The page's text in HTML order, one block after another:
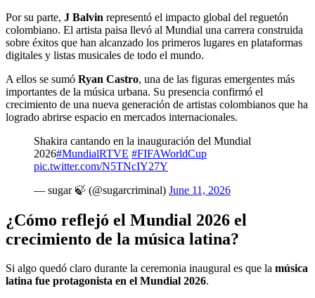
Por su parte, J Balvin representó el impacto global del reguetón
colombiano. El artista paisa llevó al Mundial una carrera construida
sobre éxitos que han alcanzado los primeros lugares en plataformas
digitales y listas musicales de todo el mundo.
A ellos se sumó Ryan Castro, una de las figuras emergentes más
importantes de la música urbana. Su presencia confirmó el
crecimiento de una nueva generación de artistas colombianos que ha
logrado abrirse espacio en mercados internacionales.
Shakira cantando en la inauguración del Mundial
2026#MundialRTVE #FIFAWorldCup
pic.twitter.com/N5TNcIY27Y
— sugar 🍃 (@sugarcriminal) June 11, 2026
¿Cómo reflejó el Mundial 2026 el
crecimiento de la música latina?
Si algo quedó claro durante la ceremonia inaugural es que la música
latina fue protagonista en el Mundial 2026.